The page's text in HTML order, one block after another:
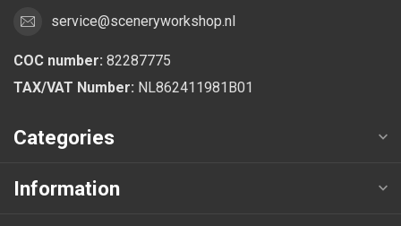
service@sceneryworkshop.nl
COC number: 82287775
TAX/VAT Number: NL862411981B01
Categories
Information